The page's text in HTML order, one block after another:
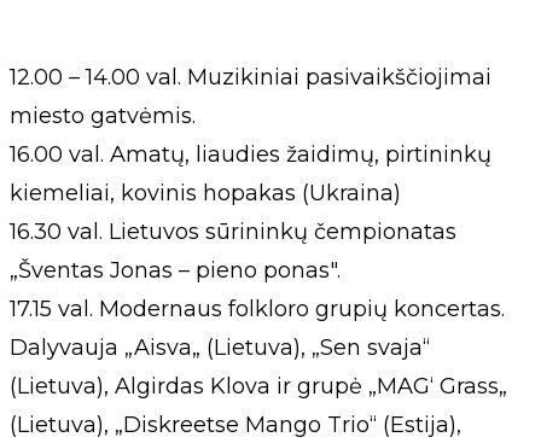
12.00 – 14.00 val. Muzikiniai pasivaikščiojimai
miesto gatvėmis.
16.00 val. Amatų, liaudies žaidimų, pirtininkų
kiemeliai, kovinis hopakas (Ukraina)
16.30 val. Lietuvos sūrininkų čempionatas
„Šventas Jonas – pieno ponas".
17.15 val. Modernaus folkloro grupių koncertas.
Dalyvauja „Aisva„ (Lietuva), „Sen svaja“
(Lietuva), Algirdas Klova ir grupė „MAG‘ Grass„
(Lietuva), „Diskreetse Mango Trio“ (Estija),